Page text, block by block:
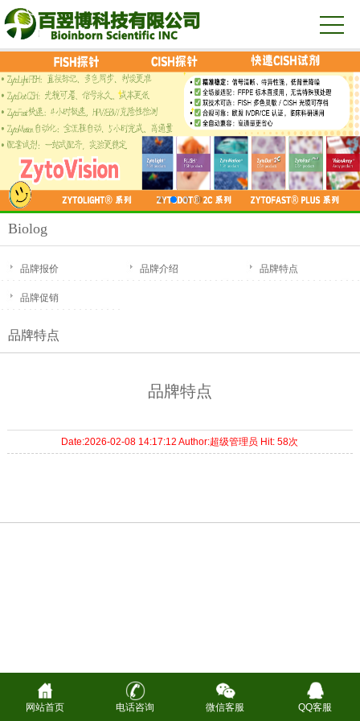
Biolog
品牌报价 品牌介绍 品牌特点
品牌促销
品牌特点
品牌特点
Date:2026-02-08 14:17:12Author:超级管理员 Hit: 58次
网站首页 电话咨询 微信客服 QQ客服